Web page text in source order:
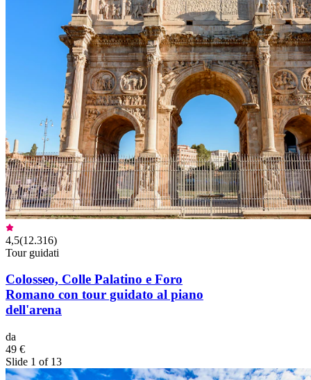
4,5(12.316)
Tour guidati
Colosseo, Colle Palatino e Foro
Romano con tour guidato al piano
dell'arena
da
49 €
Slide 1 of 13